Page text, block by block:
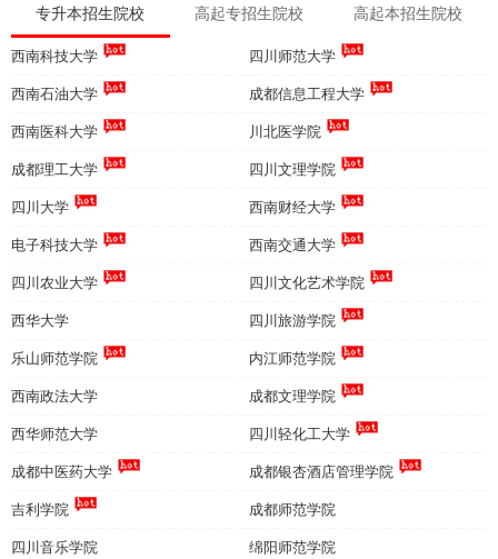
专升本招生院校 高起专招生院校 高起本招生院校
西南科技大学 四川师范大学
西南石油大学 成都信息工程大学
西南医科大学 川北医学院
成都理工大学 四川文理学院
四川大学 西南财经大学
电子科技大学 西南交通大学
四川农业大学 四川文化艺术学院
西华大学 四川旅游学院
乐山师范学院 内江师范学院
西南政法大学 成都文理学院
西华师范大学 四川轻化工大学
成都中医药大学 成都银杏酒店管理学院
吉利学院 成都师范学院
四川音乐学院 绵阳师范学院